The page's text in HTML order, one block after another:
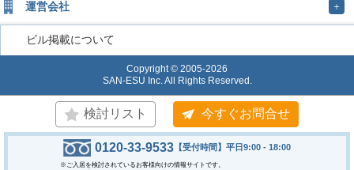
検討リスト 今すぐお問合せ
0120-33-9533 【受付時間】平日9:00 - 18:00
※ご入居を検討されているお客様向けの情報サイトです。
運営会社 ＋
ビル掲載について
Copyright © 2005-2026
SAN-ESU Inc. All Rights Reserved.